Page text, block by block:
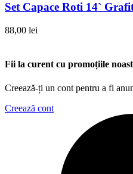
Set Capace Roti 14`
88,00 lei
Fii la curent cu promoțiile
Creează-ți un cont pentru a fi
Creează cont